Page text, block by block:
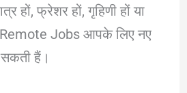
हों, फ्रेशर हों, गृहिणी हों या
Jobs आपके लिए नए
हैं।